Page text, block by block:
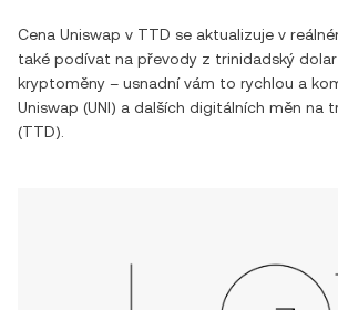
Cena Uniswap v TTD se aktualizuje v
také podívat na převody z trinidadský dolar
kryptoměny – usnadní vám to rychlou a
Uniswap (UNI) a dalších digitálních měn na
(TTD).